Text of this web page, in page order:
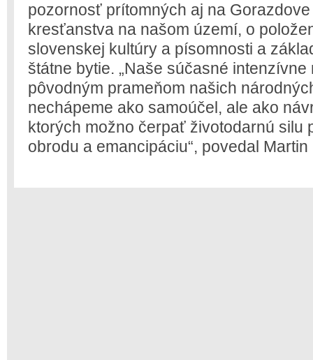
pozornosť prítomných aj na
kresťanstva na našom území, o
slovenskej kultúry a písomnosti a
štátne bytie. „Naše súčasné
pôvodným prameňom našich
nechápeme ako samoúčel, ale ako
ktorých možno čerpať životodarnú silu
obrodu a emancipáciu“, povedal Martin